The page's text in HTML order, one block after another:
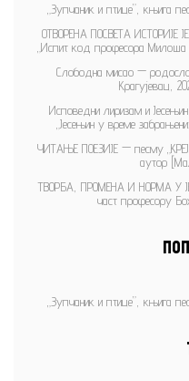
„Зупчаник и птице”, књига
ОТВОРЕНА ПОСВЕТА ИСТОРИЈЕ
„Испит код професора Милоша
Слободна мисао —
Крагујевац,
Исповедни лиризам и
„Јесењин у време
ЧИТАЊЕ ПОЕЗИЈЕ — песму
аутор
ТВОРБА, ПРОМЕНА И НОРМА У
част професору
„Зупчаник и птице”, књига